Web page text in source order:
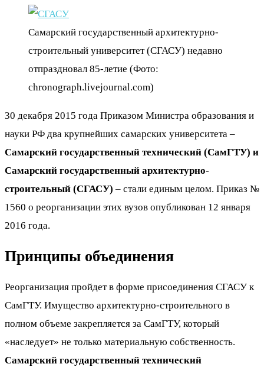
Самарский государственный архитектурно-
строительный университет (СГАСУ) недавно
отпраздновал 85-летие (Фото:
chronograph.livejournal.com)
30 декабря 2015 года Приказом Министра образования и
науки РФ два крупнейших самарских университета –
Самарский государственный технический (СамГТУ) и
Самарский государственный архитектурно-
строительный (СГАСУ) – стали единым целом. Приказ №
1560 о реорганизации этих вузов опубликован 12 января
2016 года.
Принципы объединения
Реорганизация пройдет в форме присоединения СГАСУ к
СамГТУ. Имущество архитектурно-строительного в
полном объеме закрепляется за СамГТУ, который
«наследует» не только материальную собственность.
Самарский государственный технический